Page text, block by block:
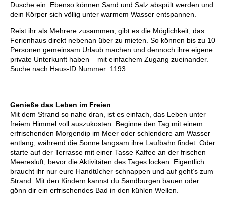
Dusche ein. Ebenso können Sand und Salz abspült werden und
dein Körper sich völlig unter warmem Wasser entspannen.
Reist ihr als Mehrere zusammen, gibt es die Möglichkeit, das
Ferienhaus direkt nebenan über zu mieten. So können bis zu 10
Personen gemeinsam Urlaub machen und dennoch ihre eigene
private Unterkunft haben – mit einfachem Zugang zueinander.
Suche nach Haus-ID Nummer: 1193
Genieße das Leben im Freien
Mit dem Strand so nahe dran, ist es einfach, das Leben unter
freiem Himmel voll auszukosten. Beginne den Tag mit einem
erfrischenden Morgendip im Meer oder schlendere am Wasser
entlang, während die Sonne langsam ihre Laufbahn findet. Oder
starte auf der Terrasse mit einer Tasse Kaffee an der frischen
Meeresluft, bevor die Aktivitäten des Tages locken. Eigentlich
braucht ihr nur eure Handtücher schnappen und auf geht‘s zum
Strand. Mit den Kindern kannst du Sandburgen bauen oder
gönn dir ein erfrischendes Bad in den kühlen Wellen.